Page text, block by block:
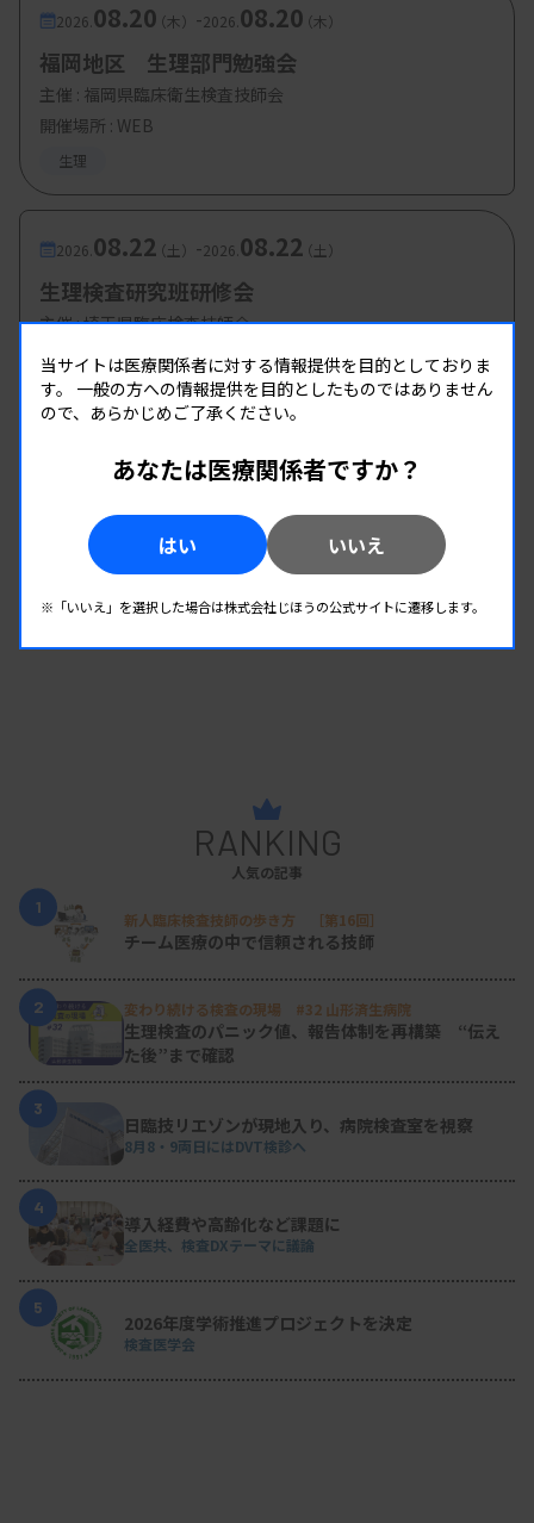
2026. 08.20（木） -2026. 08.20（木）
福岡地区 生理部門勉強会
主催 : 福岡県臨床衛生検査技師会
開催場所 : WEB
生理
2026. 08.22（土） -2026. 08.22（土）
生理検査研究班研修会
主催 :埼玉県臨床検査技師会
開催場所 : 埼玉県
生理
RANKING
人気の記事
1
新人臨床検査技師の歩き方 ［第16回］
チーム医療の中で信頼される技師
2 変わり続ける検査の現場 #32 山形済生病院
生理検査のパニック値、報告体制を再構築 “伝え
た後”まで確認
3
日臨技リエゾンが現地入り、病院検査室を視察
8月8・9両日にはDVT検診へ
4
導入経費や高齢化など課題に
全医共、検査DXテーマに議論
5
2026年度学術推進プロジェクトを決定
検査医学会
当サイトは医療関係者に対する情報提供を目的としておりま
す。 一般の方への情報提供を目的としたものではありません
ので、あらかじめご了承ください。
あなたは医療関係者ですか？
はい いいえ
※「いいえ」を選択した場合は株式会社じほうの公式サイトに遷移します。